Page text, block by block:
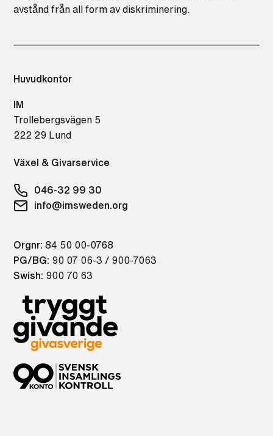
avstånd från all form av diskriminering.
Huvudkontor
IM
Trollebergsvägen 5
222 29 Lund
Växel & Givarservice
046-32 99 30
info@imsweden.org
Orgnr: 84 50 00-0768
PG/BG: 90 07 06-3 / 900-7063
Swish: 900 70 63